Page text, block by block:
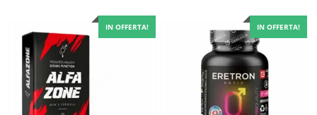
IN OFFERTA! IN OFFERTA!